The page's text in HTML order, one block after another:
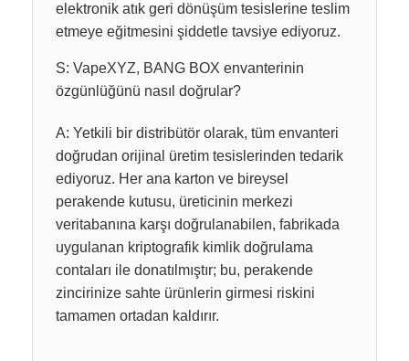
elektronik atık geri dönüşüm tesislerine teslim
etmeye eğitmesini şiddetle tavsiye ediyoruz.
S: VapeXYZ, BANG BOX envanterinin
özgünlüğünü nasıl doğrular?
A: Yetkili bir distribütör olarak, tüm envanteri
doğrudan orijinal üretim tesislerinden tedarik
ediyoruz. Her ana karton ve bireysel
perakende kutusu, üreticinin merkezi
veritabanına karşı doğrulanabilen, fabrikada
uygulanan kriptografik kimlik doğrulama
contaları ile donatılmıştır; bu, perakende
zincirinize sahte ürünlerin girmesi riskini
tamamen ortadan kaldırır.